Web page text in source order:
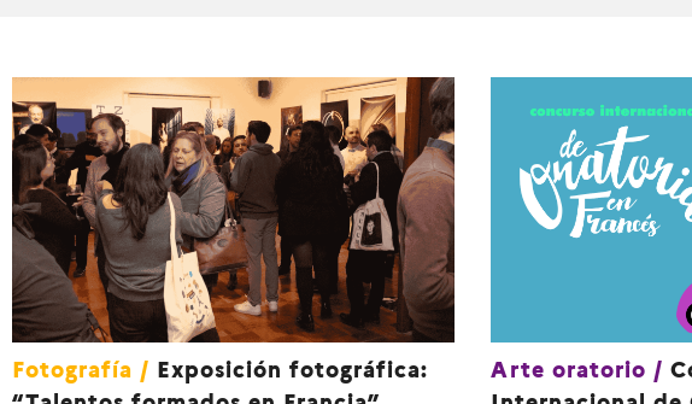
Fotografía / Exposición fotográfica:
Arte oratorio /